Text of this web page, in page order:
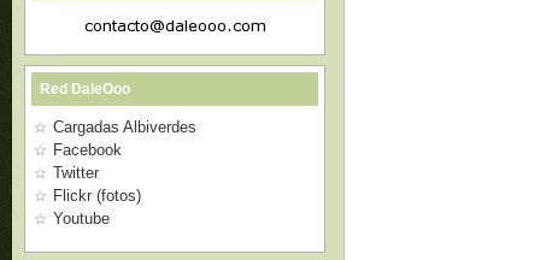
Red DaleOoo
Cargadas Albiverdes
Facebook
Twitter
Flickr (fotos)
Youtube